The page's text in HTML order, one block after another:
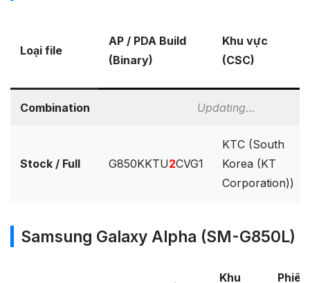
Loại file
AP / PDA Build
(Binary)
Khu vực
(CSC)
Combination Updating…
Stock / Full G850KKTU2CVG1
KTC (South
Korea (KT
Corporation))
Samsung Galaxy Alpha (SM-G850L)
Khu
Phiên